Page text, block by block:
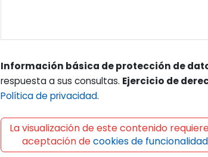
Información básica de protección de
respuesta a sus consultas. Ejercicio de
Política de privacidad.
La visualización de este contenido
aceptación decookies de funcionalidad